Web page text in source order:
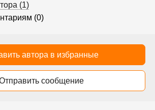
(1)
(0)
автора в избранные
сообщение